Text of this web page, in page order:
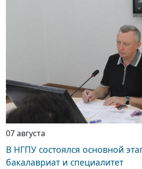
07 августа
В НГПУ состоялся основной
бакалавриат и специалитет